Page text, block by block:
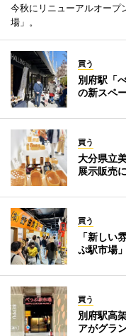
今秋にリニューアルオープ
場」。
買う
別府駅「
の新スペ
買う
大分県立
展示販売
買う
「新し
ぷ駅市場
買う
別府駅高
アがグラ